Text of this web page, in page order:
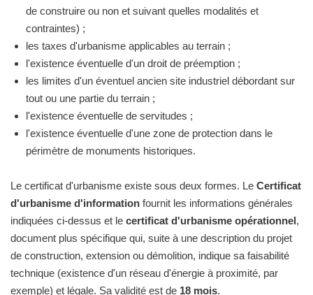
de construire ou non et suivant quelles modalités et
contraintes) ;
les taxes d'urbanisme applicables au terrain ;
l'existence éventuelle d'un droit de préemption ;
les limites d'un éventuel ancien site industriel débordant sur
tout ou une partie du terrain ;
l'existence éventuelle de servitudes ;
l'existence éventuelle d'une zone de protection dans le
périmètre de monuments historiques.
Le certificat d'urbanisme existe sous deux formes. Le Certificat
d'urbanisme d'information fournit les informations générales
indiquées ci-dessus et le certificat d'urbanisme opérationnel,
document plus spécifique qui, suite à une description du projet
de construction, extension ou démolition, indique sa faisabilité
technique (existence d'un réseau d'énergie à proximité, par
exemple) et légale. Sa validité est de 18 mois.